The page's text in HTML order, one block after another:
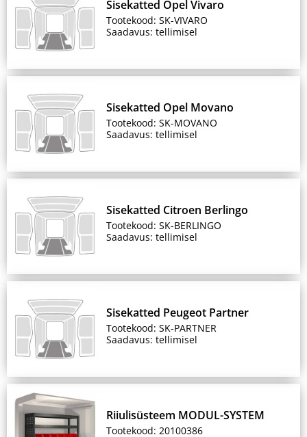
Sisekatted Opel Vivaro
Tootekood: SK-VIVARO
Saadavus: tellimisel
Sisekatted Opel Movano
Tootekood: SK-MOVANO
Saadavus: tellimisel
Sisekatted Citroen Berlingo
Tootekood: SK-BERLINGO
Saadavus: tellimisel
Sisekatted Peugeot Partner
Tootekood: SK-PARTNER
Saadavus: tellimisel
Riiulisüsteem MODUL-SYSTEM
Tootekood: 20100386